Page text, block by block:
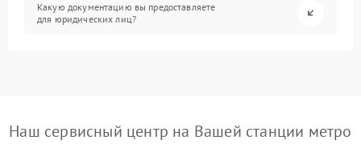
Какую документацию вы предоставляете
для юридических лиц?
Наш сервисный центр на Вашей станции метро